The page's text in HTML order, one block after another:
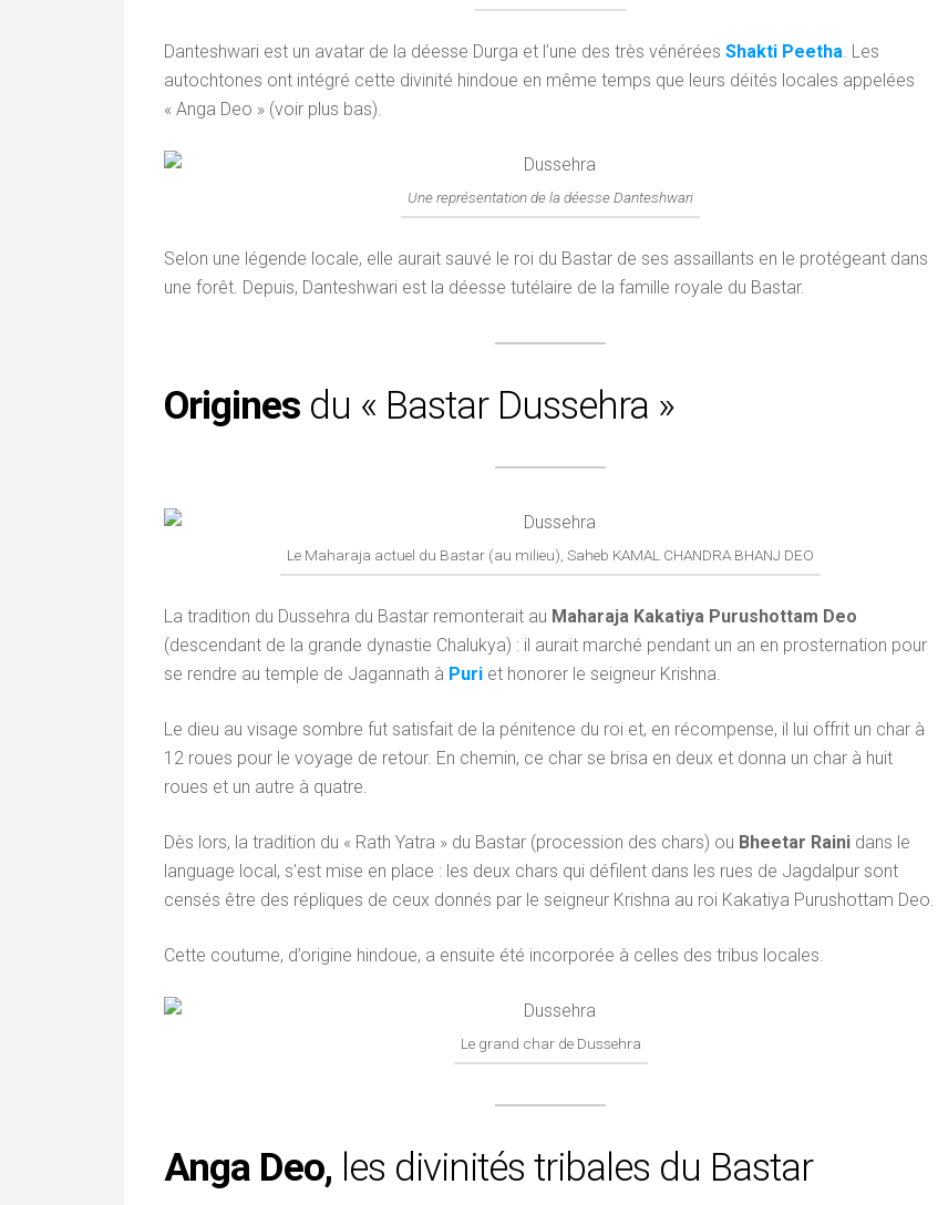
Danteshwari est un avatar de la déesse Durga et l’une des très vénérées Shakti Peetha. Les
autochtones ont intégré cette divinité hindoue en même temps que leurs déités locales appelées
« Anga Deo » (voir plus bas).
Une représentation de la déesse Danteshwari
Selon une légende locale, elle aurait sauvé le roi du Bastar de ses assaillants en le protégeant dans
une forêt. Depuis, Danteshwari est la déesse tutélaire de la famille royale du Bastar.
Origines du « Bastar Dussehra »
Le Maharaja actuel du Bastar (au milieu), Saheb KAMAL CHANDRA BHANJ DEO
La tradition du Dussehra du Bastar remonterait au Maharaja Kakatiya Purushottam Deo
(descendant de la grande dynastie Chalukya) : il aurait marché pendant un an en prosternation pour
se rendre au temple de Jagannath à Puri et honorer le seigneur Krishna.
Le dieu au visage sombre fut satisfait de la pénitence du roi et, en récompense, il lui offrit un char à
12 roues pour le voyage de retour. En chemin, ce char se brisa en deux et donna un char à huit
roues et un autre à quatre.
Dès lors, la tradition du « Rath Yatra » du Bastar (procession des chars) ou Bheetar Raini dans le
language local, s’est mise en place : les deux chars qui défilent dans les rues de Jagdalpur sont
censés être des répliques de ceux donnés par le seigneur Krishna au roi Kakatiya Purushottam Deo.
Cette coutume, d’origine hindoue, a ensuite été incorporée à celles des tribus locales.
Le grand char de Dussehra
Anga Deo, les divinités tribales du Bastar